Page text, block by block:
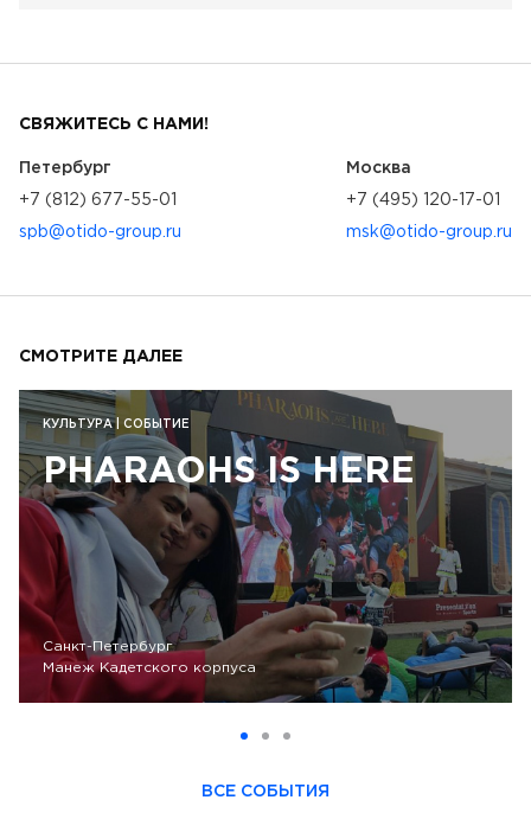
СВЯЖИТЕСЬ С НАМИ!
Петербург
+7 (812) 677-55-01
spb@otido-group.ru
Москва
+7 (495) 120-17-01
msk@otido-group.ru
СМОТРИТЕ ДАЛЕЕ
КУЛЬТУРА | СОБЫТИЕ
PHARAOHS IS HERE
Санкт-Петербург
Манеж Кадетского корпуса
ВСЕ СОБЫТИЯ